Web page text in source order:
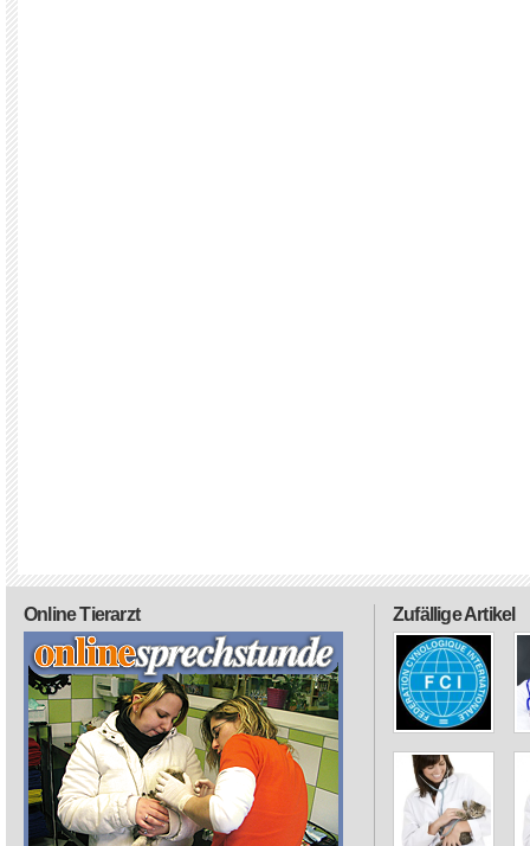
Zufällige Artikel
Online Tierarzt